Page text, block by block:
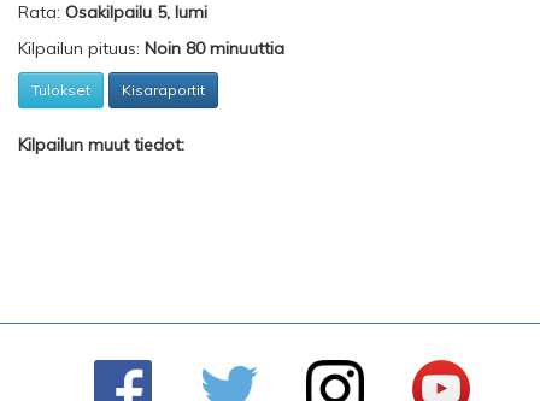
Rata: Osakilpailu 5, lumi
Kilpailun pituus: Noin 80 minuuttia
Tulokset Kisaraportit
Kilpailun muut tiedot: